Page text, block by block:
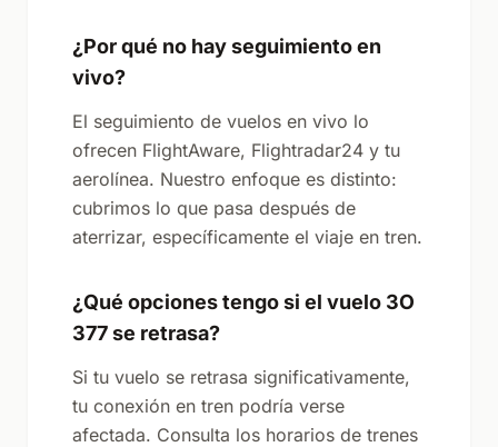
¿Por qué no hay seguimiento en
vivo?
El seguimiento de vuelos en vivo lo
ofrecen FlightAware, Flightradar24 y tu
aerolínea. Nuestro enfoque es distinto:
cubrimos lo que pasa después de
aterrizar, específicamente el viaje en tren.
¿Qué opciones tengo si el vuelo 3O
377 se retrasa?
Si tu vuelo se retrasa significativamente,
tu conexión en tren podría verse
afectada. Consulta los horarios de trenes